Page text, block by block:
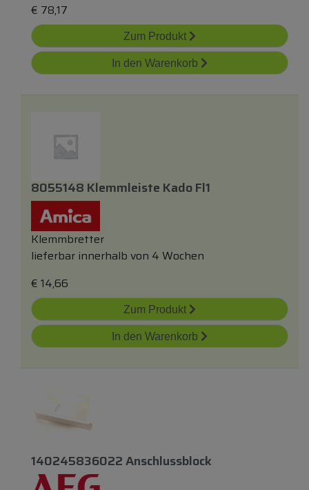
€ 78,17
Zum Produkt
In den Warenkorb
8055148 Klemmleiste Kado Fl1
Klemmbretter
lieferbar innerhalb von 4 Wochen
€ 14,66
Zum Produkt
In den Warenkorb
140245836022 Anschlussblock